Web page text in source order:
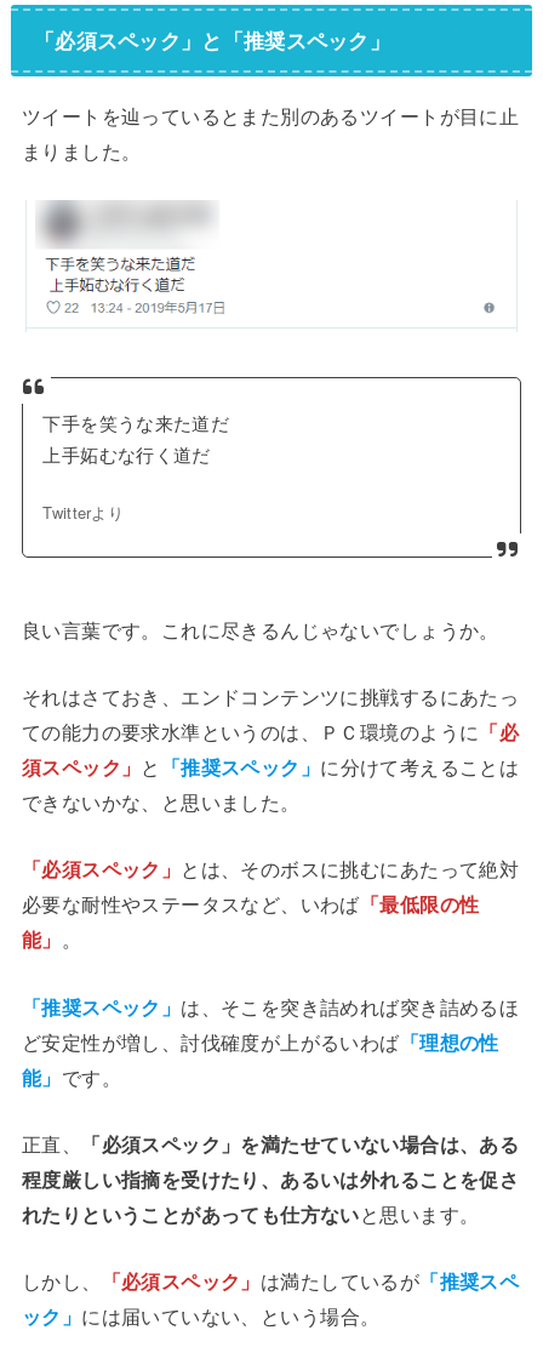
「必須スペック」と「推奨スペック」
ツイートを辿っているとまた別のあるツイートが目に止
まりました。
下手を笑うな来た道だ
上手妬むな行く道だ
Twitterより
良い言葉です。これに尽きるんじゃないでしょうか。
それはさておき、エンドコンテンツに挑戦するにあたっ
ての能力の要求水準というのは、ＰＣ環境のように 「必
須スペック」 と 「推奨スペック」 に分けて考えることは
できないかな、と思いました。
「必須スペック」 とは、そのボスに挑むにあたって絶対
必要な耐性やステータスなど、いわば 「最低限の性
能」 。
「推奨スペック」 は、そこを突き詰めれば突き詰めるほ
ど安定性が増し、討伐確度が上がるいわば 「理想の性
能」 です。
正直、
「必須スペック」を満たせていない場合は、ある
程度厳しい指摘を受けたり、あるいは外れることを促さ
れたりということがあっても仕方ないと思います。
しかし、 「必須スペック」 は満たしているが 「推奨スペ
ック」 には届いていない、という場合。